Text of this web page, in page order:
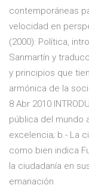
contemporáneas
velocidad en
(2000): Política,
Sanmartín y
y principios que
armónica de la
8 Abr 2010
pública del mundo
excelencia; b.- La
como bien indica
la ciudadanía en
emanación